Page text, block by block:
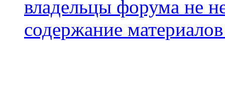
владельцы форума не
содержание